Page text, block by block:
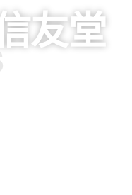
友堂